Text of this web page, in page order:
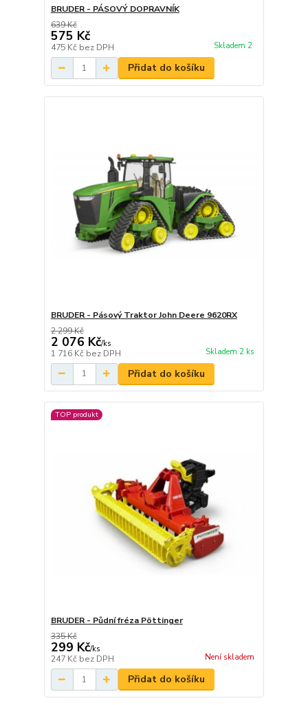
BRUDER - PÁSOVÝ DOPRAVNÍK
639 Kč
575 Kč
475 Kč bez DPH Skladem 2
Přidat do košíku
BRUDER - Pásový Traktor John Deere 9620RX
2 299 Kč
2 076 Kč/ks
1 716 Kč bez DPH Skladem 2 ks
Přidat do košíku
TOP produkt
BRUDER - Půdní fréza Pöttinger
335 Kč
299 Kč/ks
247 Kč bez DPH Není skladem
Přidat do košíku